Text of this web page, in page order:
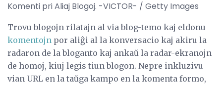
Komenti pri Aliaj Blogoj. -VICTOR- / Getty Images
Trovu blogojn rilatajn al via blog-temo kaj eldonu
komentojn por aliĝi al la konversacio kaj akiru la
radaron de la bloganto kaj ankaŭ la radar-ekranojn
de homoj, kiuj legis tiun blogon. Nepre inkluzivu
vian URL en la taŭga kampo en la komenta formo,